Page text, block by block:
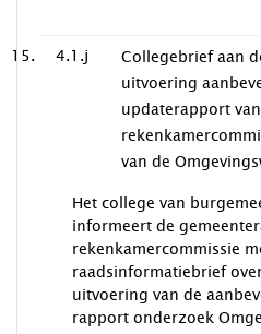
4.1.j
Collegebrief aan
uitvoering
updaterapport
van de
Het college van
informeert de
rekenkamercommissie
raadsinformatiebrief
uitvoering van de
rapport onderzoek